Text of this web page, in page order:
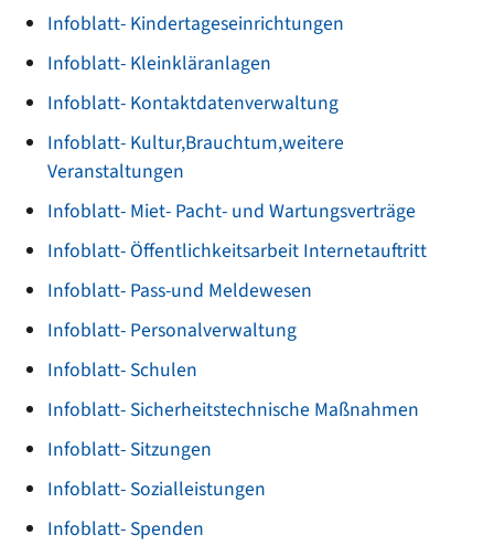
Infoblatt- Kindertageseinrichtungen
Infoblatt- Kleinkläranlagen
Infoblatt- Kontaktdatenverwaltung
Infoblatt- Kultur,Brauchtum,weitere
Veranstaltungen
Infoblatt- Miet- Pacht- und Wartungsverträge
Infoblatt- Öffentlichkeitsarbeit Internetauftritt
Infoblatt- Pass-und Meldewesen
Infoblatt- Personalverwaltung
Infoblatt- Schulen
Infoblatt- Sicherheitstechnische Maßnahmen
Infoblatt- Sitzungen
Infoblatt- Sozialleistungen
Infoblatt- Spenden